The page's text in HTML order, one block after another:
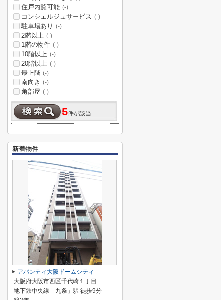
住戸内覧可能 (-)
コンシェルジュサービス (-)
駐車場あり (-)
2階以上 (-)
1階の物件 (-)
10階以上 (-)
20階以上 (-)
最上階 (-)
南向き (-)
角部屋 (-)
5件が該当
新着物件
アバンティ大阪ドームシティ
大阪府大阪市西区千代崎１丁目
地下鉄中央線「九条」駅 徒歩9分